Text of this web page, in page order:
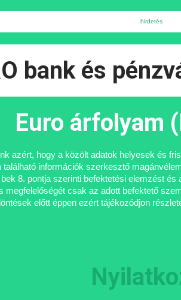
bank és
Euro árfolyam
azért, hogy a közölt adatok helyesek és
található információk szerkesztő
8. pontja szerinti befektetési elemzést
megfelelőségét csak az adott befektető
előtt éppen ezért tájékozódjon